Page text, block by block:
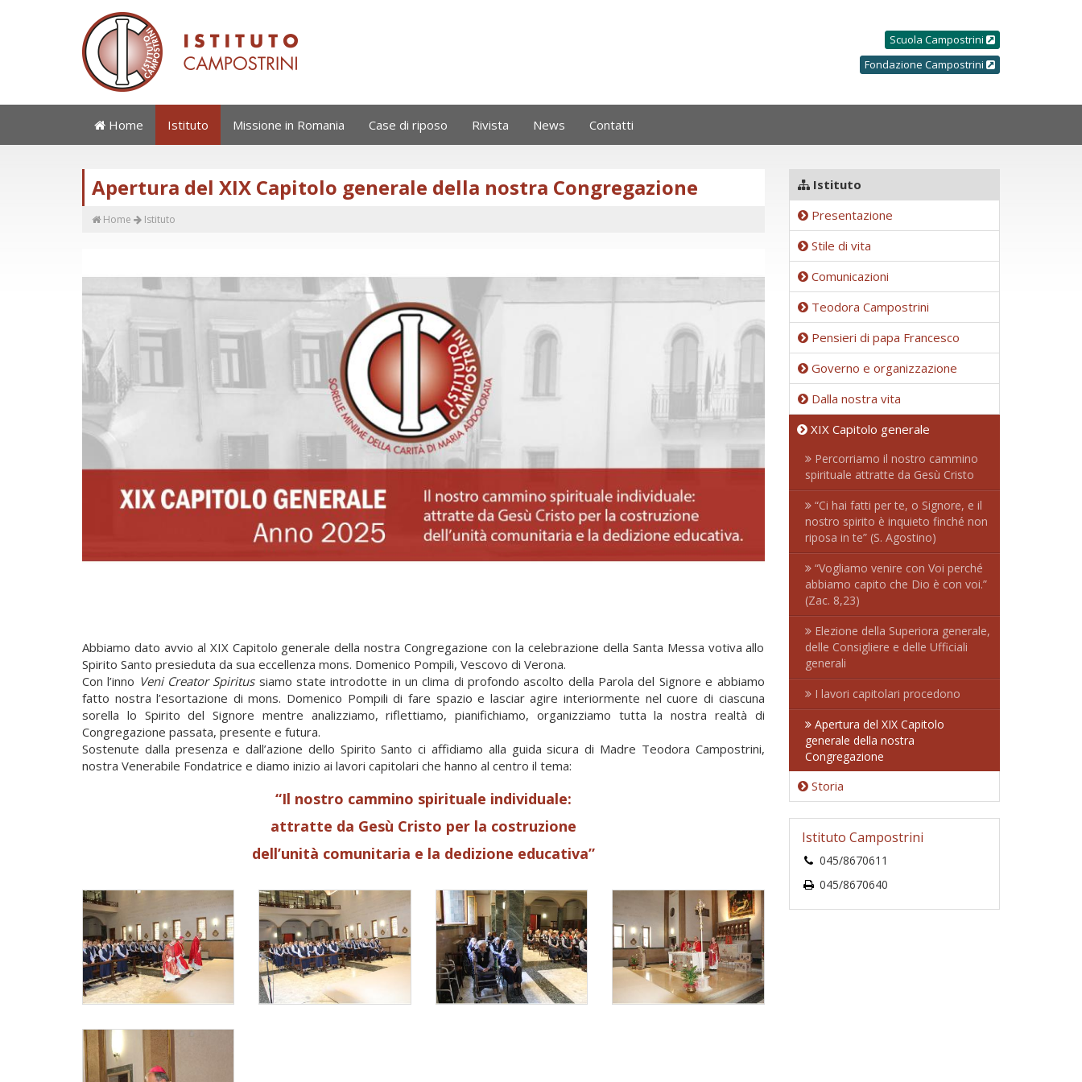
Scuola Campostrini
Fondazione Campostrini
Home Istituto Missione in Romania Case di riposo Rivista News Contatti
Apertura del XIX Capitolo generale della nostra Congregazione
Home Istituto
Abbiamo dato avvio al XIX Capitolo generale della nostra Congregazione con la celebrazione della Santa Messa votiva allo
Spirito Santo presieduta da sua eccellenza mons. Domenico Pompili, Vescovo di Verona.
Con l’inno Veni Creator Spiritussiamo state introdotte in un clima di profondo ascolto della Parola del Signore e abbiamo
fatto nostra l’esortazione di mons. Domenico Pompili di fare spazio e lasciar agire interiormente nel cuore di ciascuna
sorella lo Spirito del Signore mentre analizziamo, riflettiamo, pianifichiamo, organizziamo tutta la nostra realtà di
Congregazione passata, presente e futura.
Sostenute dalla presenza e dall’azione dello Spirito Santo ci affidiamo alla guida sicura di Madre Teodora Campostrini,
nostra Venerabile Fondatrice e diamo inizio ai lavori capitolari che hanno al centro il tema:
“Il nostro cammino spirituale individuale:
attratte da Gesù Cristo per la costruzione
dell’unità comunitaria e la dedizione educativa”
Istituto
Presentazione
Stile di vita
Comunicazioni
Teodora Campostrini
Pensieri di papa Francesco
Governo e organizzazione
Dalla nostra vita
XIX Capitolo generale
Percorriamo il nostro cammino
spirituale attratte da Gesù Cristo
“Ci hai fatti per te, o Signore, e il
nostro spirito è inquieto finché non
riposa in te” (S. Agostino)
“Vogliamo venire con Voi perché
abbiamo capito che Dio è con voi.”
(Zac. 8,23)
Elezione della Superiora generale,
delle Consigliere e delle Ufficiali
generali
I lavori capitolari procedono
Apertura del XIX Capitolo
generale della nostra
Congregazione
Storia
Istituto Campostrini
045/8670611
045/8670640